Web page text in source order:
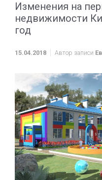
Изменения на
недвижимости
год
15.04.2018 Автор записи